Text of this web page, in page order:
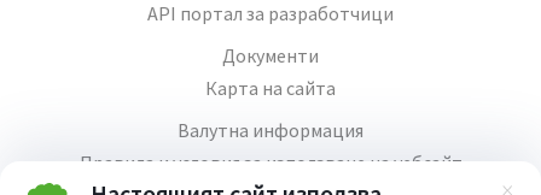
API портал за разработчици
Документи
Карта на сайта
Валутна информация
Правила и условия за използване на уебсайт